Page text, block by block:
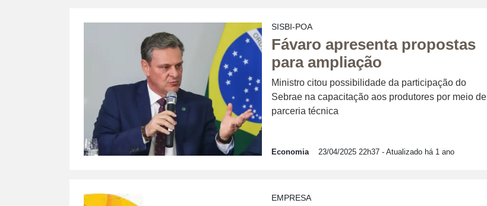
SISBI-POA
Fávaro apresenta propostas
para ampliação
Ministro citou possibilidade da participação do
Sebrae na capacitação aos produtores por meio de
parceria técnica
Economia 23/04/2025 22h37 - Atualizado há 1 ano
EMPRESA